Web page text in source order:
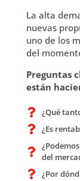
La alta
nuevas
uno de los
del
Preguntas
están

¿Qué

¿Es

del

¿Por